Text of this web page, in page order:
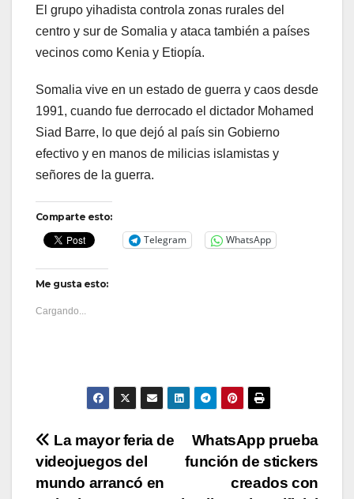
El grupo yihadista controla zonas rurales del
centro y sur de Somalia y ataca también a países
vecinos como Kenia y Etiopía.
Somalia vive en un estado de guerra y caos desde
1991, cuando fue derrocado el dictador Mohamed
Siad Barre, lo que dejó al país sin Gobierno
efectivo y en manos de milicias islamistas y
señores de la guerra.
Comparte esto:
Telegram WhatsApp
Me gusta esto:
Cargando...
Navegación
de
WhatsApp prueba
función de stickers
creados con
La mayor feria de
videojuegos del
mundo arrancó en